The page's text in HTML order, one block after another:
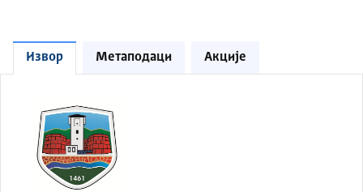
Извор Метаподаци Акције